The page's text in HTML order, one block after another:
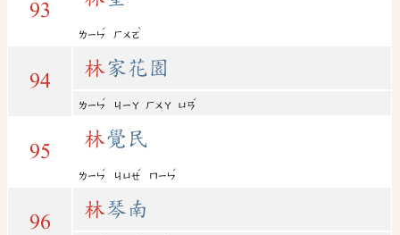
93
ㄌㄧㄣ
ˊ
ㄏㄨㄛ
ˋ
94
林家花園
ㄌㄧㄣ
ˊ
ㄐㄧㄚ ㄏㄨㄚ ㄩㄢ
ˊ
95
林覺民
ㄌㄧㄣ
ˊ
ㄐㄩㄝ
ˊ
ㄇㄧㄣ
ˊ
96
林琴南